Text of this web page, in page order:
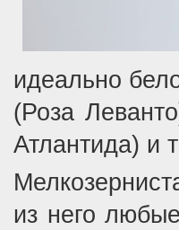
идеально
(Роза
Атлантида) и
из него